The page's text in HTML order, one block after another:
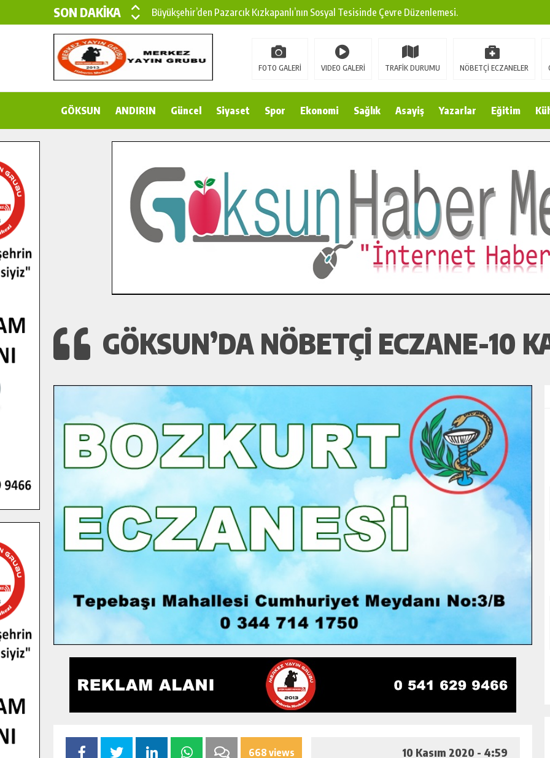
SON DAKİKA
Büyükşehir’den Pazarcık Kızkapanlı’nın Sosyal Tesisinde Çevre Düzenlemesi.
Büyükşehir’den Pazarcık Kırsalına Modern Ulaşım Yatırımı.
Çin’den KSÜ’ye Uluslararası Başarı: Edinilen Bilgi Türk Tarımına Katkı Sağlayacak.
Gençler Pusula Maraş Kampında Yeni Medya ve Fotoğrafçılığı Keşfetti.
İlçe Jandarma Komutanı Karakaya’dan Başkan Cüce’ye Veda Ziyareti.
Bertiz’in Yeni Köprüsünde Sona Doğru.
FOTO GALERİ VIDEO GALERİ TRAFİK DURUMU NÖBETÇİ ECZANELER
GÖKSUN ANDIRIN Güncel Siyaset Spor Ekonomi Sağlık Asayiş Yazarlar Eğitim
GÖKSUN’DA NÖBETÇI ECZANE-10
668 views 10 Kasım 2020 - 4:59